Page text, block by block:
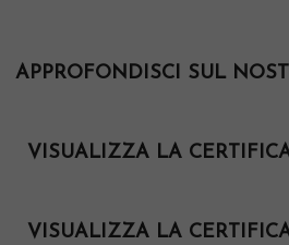
APPROFONDISCI SUL
VISUALIZZA LA
VISUALIZZA LA